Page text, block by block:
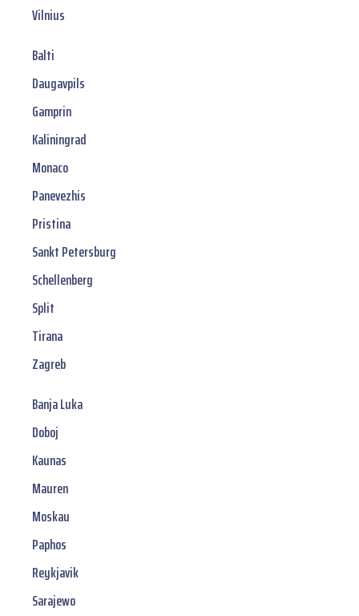
Vilnius
Balti
Daugavpils
Gamprin
Kaliningrad
Monaco
Panevezhis
Pristina
Sankt Petersburg
Schellenberg
Split
Tirana
Zagreb
Banja Luka
Doboj
Kaunas
Mauren
Moskau
Paphos
Reykjavik
Sarajewo